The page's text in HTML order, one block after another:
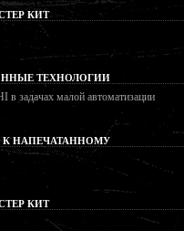
КИТ
ТЕХНОЛОГИИ
задачах малой автоматизации
К НАПЕЧАТАННОМУ
КИТ